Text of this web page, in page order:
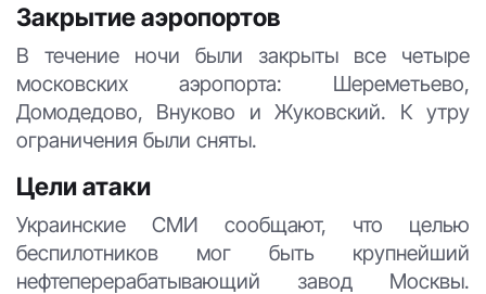
Закрытие аэропортов
В течение ночи были закрыты все четыре
московских аэропорта: Шереметьево,
Домодедово, Внуково и Жуковский. К утру
ограничения были сняты.
Цели атаки
Украинские СМИ сообщают, что целью
беспилотников мог быть крупнейший
нефтеперерабатывающий завод Москвы.